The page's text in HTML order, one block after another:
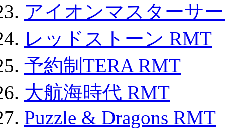
アイオンマスターサ
レッドストーン RMT
予約制TERA RMT
大航海時代 RMT
Puzzle & Dragons RMT